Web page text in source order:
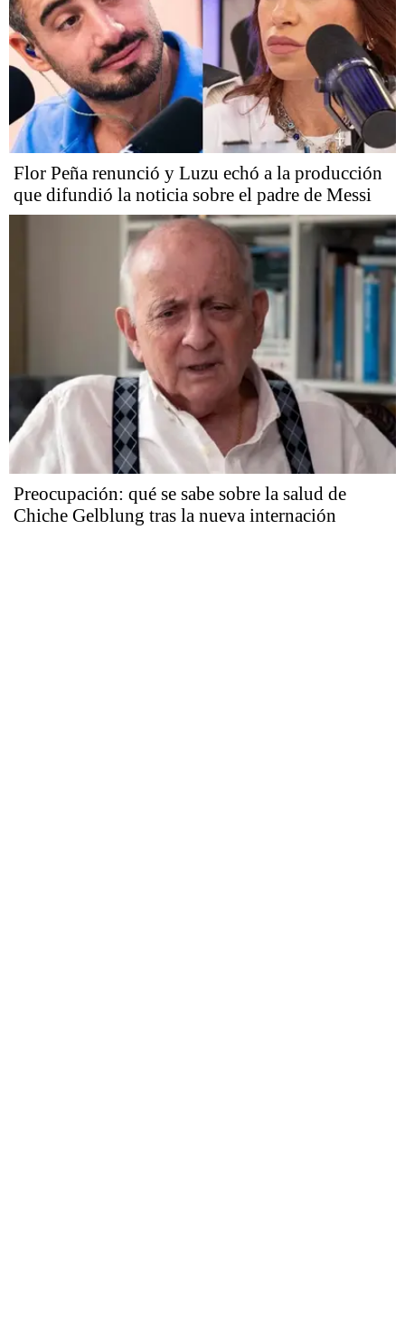
Flor Peña renunció y Luzu echó a la producción
que difundió la noticia sobre el padre de Messi
Preocupación: qué se sabe sobre la salud de
Chiche Gelblung tras la nueva internación